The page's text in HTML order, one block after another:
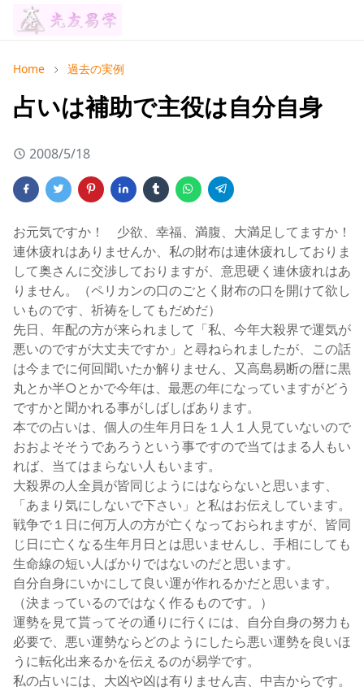
Home 過去の実例
占いは補助で主役は自分自身
2008/5/18
お元気ですか！ 少欲、幸福、満腹、大満足してますか！
連休疲れはありませんか、私の財布は連休疲れしておりま
して奥さんに交渉しておりますが、意思硬く連休疲れはあ
りません。（ペリカンの口のごとく財布の口を開けて欲し
いものです、祈祷をしてもだめだ）
先日、年配の方が来られまして「私、今年大殺界で運気が
悪いのですが大丈夫ですか」と尋ねられましたが、この話
は今までに何回聞いたか解りません、又高島易断の暦に黒
丸とか半○とかで今年は、最悪の年になっていますがどう
ですかと聞かれる事がしばしばあります。
本での占いは、個人の生年月日を１人１人見ていないので
おおよそそうであろうという事ですので当てはまる人もい
れば、当てはまらない人もいます。
大殺界の人全員が皆同じようにはならないと思います、
「あまり気にしないで下さい」と私はお伝えしています。
戦争で１日に何万人の方が亡くなっておられますが、皆同
じ日に亡くなる生年月日とは思いませんし、手相にしても
生命線の短い人ばかりではないのだと思います。
自分自身にいかにして良い運が作れるかだと思います。
（決まっているのではなく作るものです。）
運勢を見て貰ってその通りに行くには、自分自身の努力も
必要で、悪い運勢ならどのようにしたら悪い運勢を良いほ
うに転化出来るかを伝えるのが易学です。
私の占いには、大凶や凶は有りません吉、中吉からです。